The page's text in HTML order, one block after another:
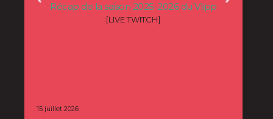
Récap de la saison 2025-2026 du Vlipp
[LIVE TWITCH]
15 juillet 2026